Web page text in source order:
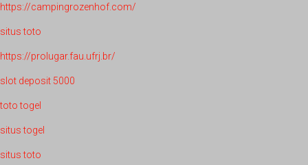
https://campingrozenhof.com/
situs toto
https://prolugar.fau.ufrj.br/
slot deposit 5000
toto togel
situs togel
situs toto